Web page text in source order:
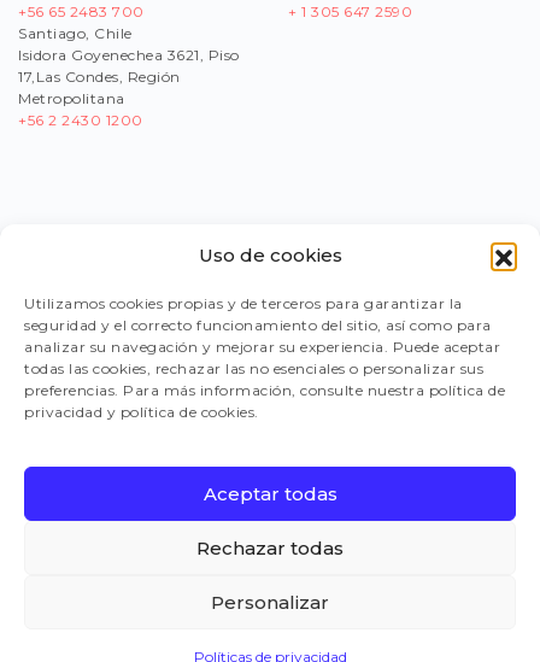
Uso de cookies
Utilizamos cookies propias y de terceros para garantizar la
seguridad y el correcto funcionamiento del sitio, así como para
analizar su navegación y mejorar su experiencia. Puede aceptar
todas las cookies, rechazar las no esenciales o personalizar sus
preferencias. Para más información, consulte nuestra política de
privacidad y política de cookies.
Aceptar todas
Rechazar todas
Personalizar
Políticas de privacidad
+56 65 2483 700
Santiago, Chile
Isidora Goyenechea 3621, Piso
17,Las Condes, Región
Metropolitana
+56 2 2430 1200
+ 1 305 647 2590
PORTAL PROVEEDORES
LEGISLACIÓN
CANAL DE DENUNCIAS